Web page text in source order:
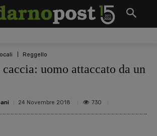
Reggello
uomo attaccato da un
24 Novembre 2018 730